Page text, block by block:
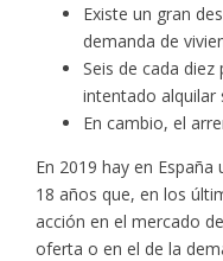
Existe un gran
demanda de
Seis de cada
intentado alquilar
En cambio, el
En 2019 hay en
18 años que, en los
acción en el mercado
oferta o en el de la